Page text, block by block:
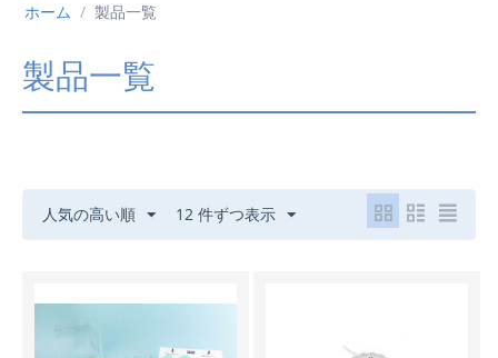
ホーム / 製品一覧
製品一覧
人気の高い順 12 件ずつ表示